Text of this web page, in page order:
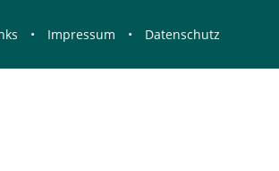
• Impressum • Datenschutz